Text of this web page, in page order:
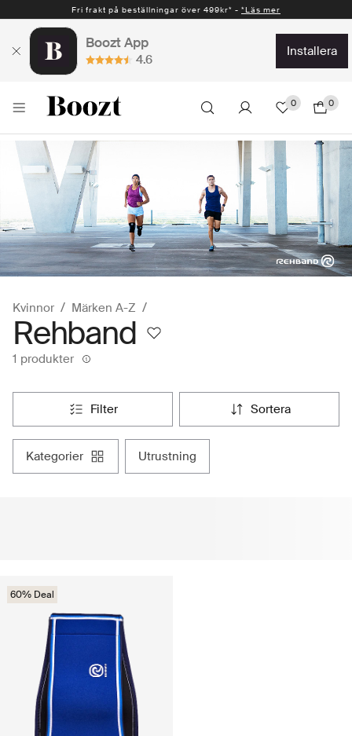
Fri frakt på beställningar över 499kr* - *Läs mer
Boozt App
4.6
installera
0 0
Kvinnor Märken A-Z
Rehband
1 produkter
filter sortera
kategorier utrustning
60% Deal